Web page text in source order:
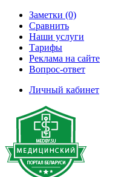
Заметки (0)
Сравнить
Наши услуги
Тарифы
Реклама на сайте
Вопрос-ответ
Личный кабинет